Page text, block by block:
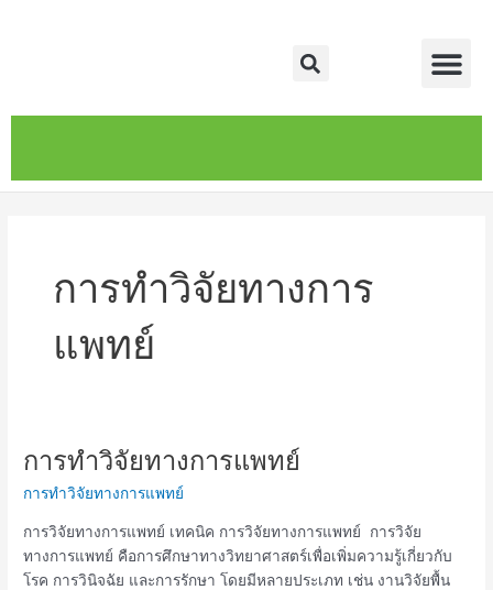
Search
การทำวิจัยทางการ
แพทย์
การทำวิจัยทางการแพทย์
การทำวิจัยทางการแพทย์
การวิจัยทางการแพทย์ เทคนิค การวิจัยทางการแพทย์ การวิจัย
ทางการแพทย์ คือการศึกษาทางวิทยาศาสตร์เพื่อเพิ่มความรู้เกี่ยวกับ
โรค การวินิจฉัย และการรักษา โดยมีหลายประเภท เช่น งานวิจัยพื้น
การ
วิจัย
ทางการ
แพทย์